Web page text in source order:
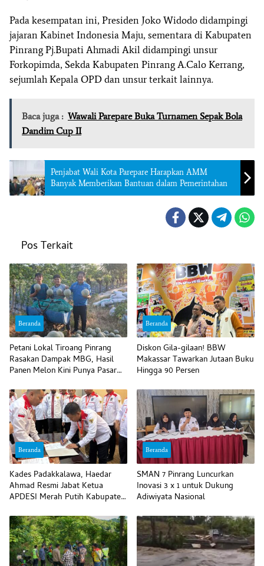
Pada kesempatan ini, Presiden Joko Widodo didampingi
jajaran Kabinet Indonesia Maju, sementara di Kabupaten
Pinrang Pj.Bupati Ahmadi Akil didampingi unsur
Forkopimda, Sekda Kabupaten Pinrang A.Calo Kerrang,
sejumlah Kepala OPD dan unsur terkait lainnya.
Baca juga : Wawali Parepare Buka Turnamen Sepak Bola
Dandim Cup II
Penjabat Wali Kota Parepare Harapkan AMM
Banyak Memberikan Bantuan dalam Pemerintahan
Pos Terkait
Beranda
Petani Lokal Tiroang Pinrang
Rasakan Dampak MBG, Hasil
Panen Melon Kini Punya Pasar
Beranda
Diskon Gila-gilaan! BBW
Makassar Tawarkan Jutaan Buku
Hingga 90 Persen
Beranda
Kades Padakkalawa, Haedar
Ahmad Resmi Jabat Ketua
APDESI Merah Putih Kabupaten
Beranda
SMAN 7 Pinrang Luncurkan
Inovasi 3 x 1 untuk Dukung
Adiwiyata Nasional